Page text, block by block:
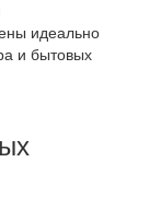
идеально
и бытовых